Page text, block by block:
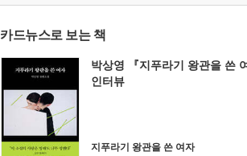
카드뉴스로 보는 책
박상영 『지푸라기 왕관을 쓴
인터뷰
지푸라기 왕관을 쓴 여자